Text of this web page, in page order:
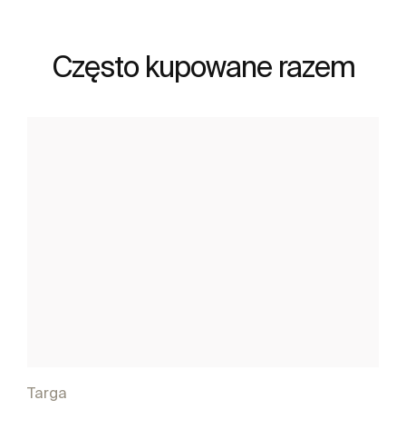
Często kupowane razem
Targa